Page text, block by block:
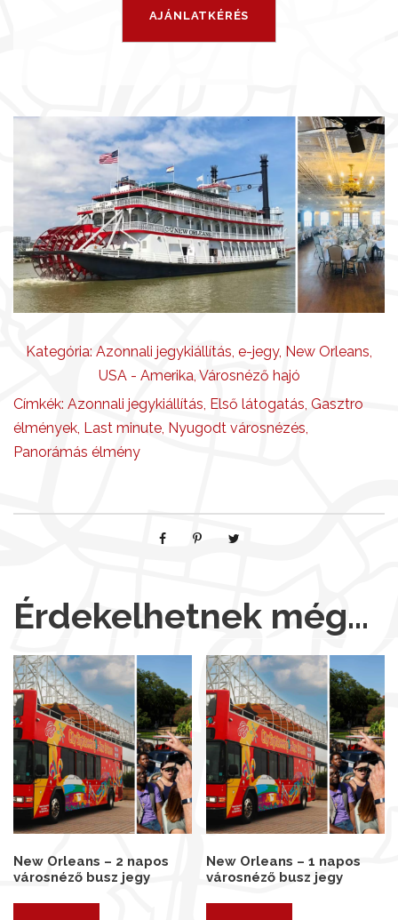
Kategória: Azonnali jegykiállítás, e-jegy, New Orleans,
USA - Amerika, Városnéző hajó
Címkék: Azonnali jegykiállítás, Első látogatás, Gasztro
élmények, Last minute, Nyugodt városnézés,
Panorámás élmény
Érdekelhetnek még…
New Orleans – 2 napos
városnéző busz jegy
New Orleans – 1 napos
városnéző busz jegy